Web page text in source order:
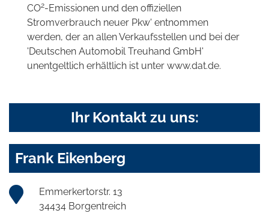
CO2-Emissionen und den offiziellen
Stromverbrauch neuer Pkw' entnommen
werden, der an allen Verkaufsstellen und bei der
'Deutschen Automobil Treuhand GmbH'
unentgeltlich erhältlich ist unter www.dat.de.
Ihr Kontakt zu uns:
Frank Eikenberg
Emmerkertorstr. 13
34434 Borgentreich